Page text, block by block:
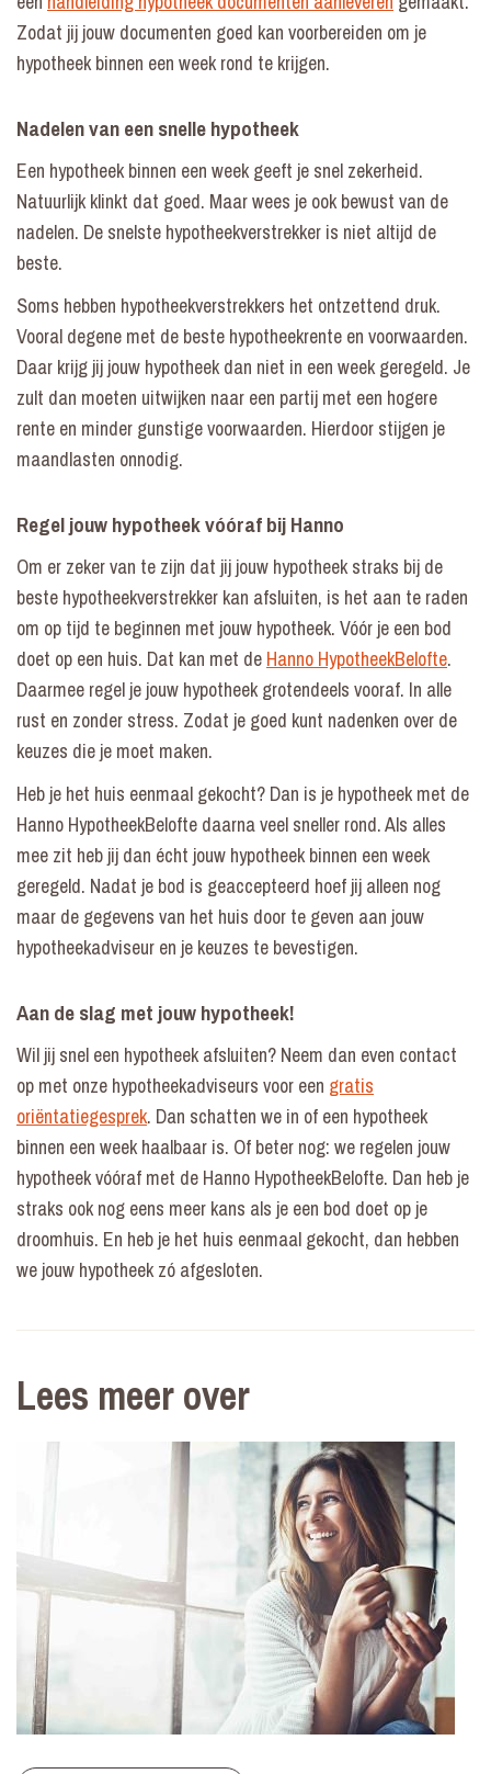
Zodat jij jouw documenten goed kan voorbereiden om je
hypotheek binnen een week rond te krijgen.
Nadelen van een snelle hypotheek
Een hypotheek binnen een week geeft je snel zekerheid.
Natuurlijk klinkt dat goed. Maar wees je ook bewust van de
nadelen. De snelste hypotheekverstrekker is niet altijd de
beste.
Soms hebben hypotheekverstrekkers het ontzettend druk.
Vooral degene met de beste hypotheekrente en voorwaarden.
Daar krijg jij jouw hypotheek dan niet in een week geregeld. Je
zult dan moeten uitwijken naar een partij met een hogere
rente en minder gunstige voorwaarden. Hierdoor stijgen je
maandlasten onnodig.
Regel jouw hypotheek vóóraf bij Hanno
Om er zeker van te zijn dat jij jouw hypotheek straks bij de
beste hypotheekverstrekker kan afsluiten, is het aan te raden
om op tijd te beginnen met jouw hypotheek. Vóór je een bod
doet op een huis. Dat kan met de Hanno HypotheekBelofte.
Daarmee regel je jouw hypotheek grotendeels vooraf. In alle
rust en zonder stress. Zodat je goed kunt nadenken over de
keuzes die je moet maken.
Heb je het huis eenmaal gekocht? Dan is je hypotheek met de
Hanno HypotheekBelofte daarna veel sneller rond. Als alles
mee zit heb jij dan écht jouw hypotheek binnen een week
geregeld. Nadat je bod is geaccepteerd hoef jij alleen nog
maar de gegevens van het huis door te geven aan jouw
hypotheekadviseur en je keuzes te bevestigen.
Aan de slag met jouw hypotheek!
Wil jij snel een hypotheek afsluiten? Neem dan even contact
op met onze hypotheekadviseurs voor een gratis
oriëntatiegesprek. Dan schatten we in of een hypotheek
binnen een week haalbaar is. Of beter nog: we regelen jouw
hypotheek vóóraf met de Hanno HypotheekBelofte. Dan heb je
straks ook nog eens meer kans als je een bod doet op je
droomhuis. En heb je het huis eenmaal gekocht, dan hebben
we jouw hypotheek zó afgesloten.
Lees meer over